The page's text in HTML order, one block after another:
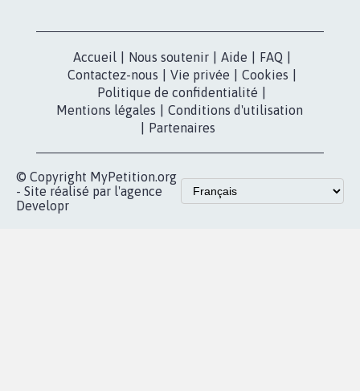
Accueil Nous soutenir Aide FAQ
Contactez-nous
Vie privée Cookies
Politique de confidentialité
Mentions légales
Conditions d'utilisation
Partenaires
© Copyright MyPetition.org
- Site réalisé par l'agence
Developr